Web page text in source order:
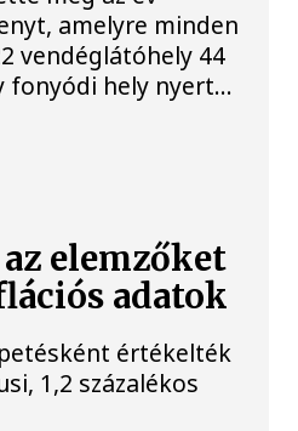
amelyre minden
vendéglátóhely 44
fonyódi hely nyert...
elemzőket
adatok
értékelték
1,2 százalékos